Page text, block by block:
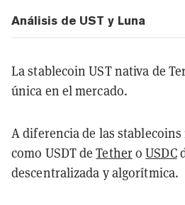
Análisis de UST y Luna
La stablecoin UST nativa de
única en el mercado.
A diferencia de las
como USDT deTetheroUSDC
descentralizada y algorítmica.